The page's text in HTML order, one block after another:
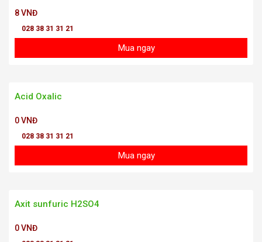
8 VNĐ
028 38 31 31 21
Mua ngay
Acid Oxalic
0 VNĐ
028 38 31 31 21
Mua ngay
Axit sunfuric H2SO4
0 VNĐ